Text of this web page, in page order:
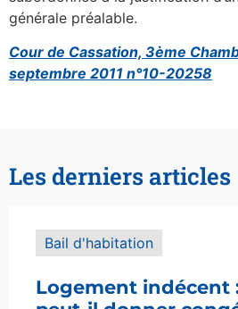
générale préalable.
Cour de Cassation, 3ème
septembre 2011 n°10-20258
Les derniers articles
Bail d'habitation
Logement indécent